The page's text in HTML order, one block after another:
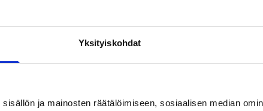
Yksityiskohdat
ja mainosten räätälöimiseen, sosiaalisen median